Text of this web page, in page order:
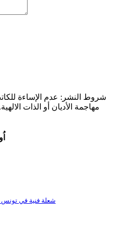
شروط النشر: عدم الإساءة
مهاجمة الأديان أو الذات